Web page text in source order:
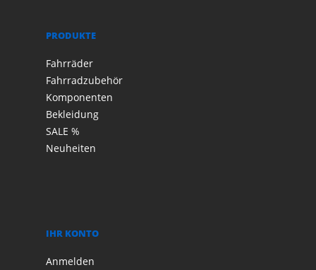
PRODUKTE
Fahrräder
Fahrradzubehör
Komponenten
Bekleidung
SALE %
Neuheiten
IHR KONTO
Anmelden